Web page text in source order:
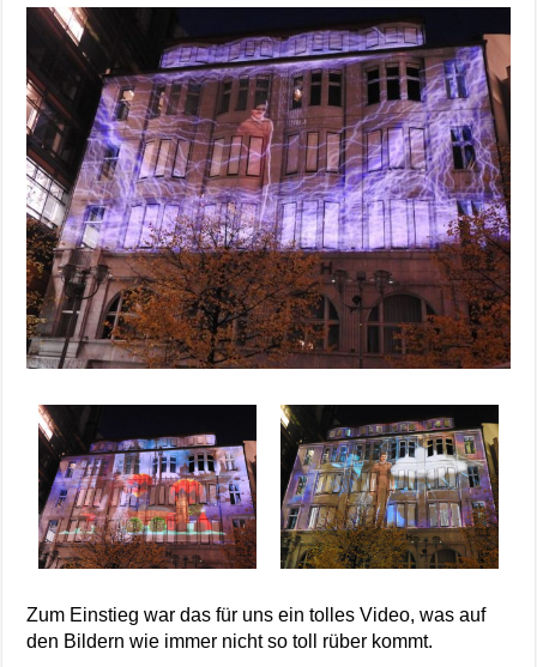
Zum Einstieg war das für uns ein tolles Video, was auf
den Bildern wie immer nicht so toll rüber kommt.